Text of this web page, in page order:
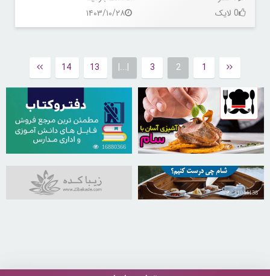
0 لایک
۱۴۰۳/۱۰/۲۸
1
2
3
|...|
13
14
30258981
16880366
31044138